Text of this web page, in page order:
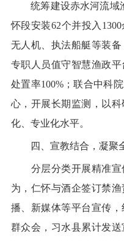
统筹建设赤水河流域
怀段安装62个并投入 1300
无人机、执法船艇等装
专职人员值守智慧渔政
处置率100%；联合中科
心，开展长期监测，以
化、专业化水平。
四、宣教结合，凝聚
分层分类开展精准
为，仁怀与酒企签订禁
播、新媒体等平台宣传
群众会，习水县累计发